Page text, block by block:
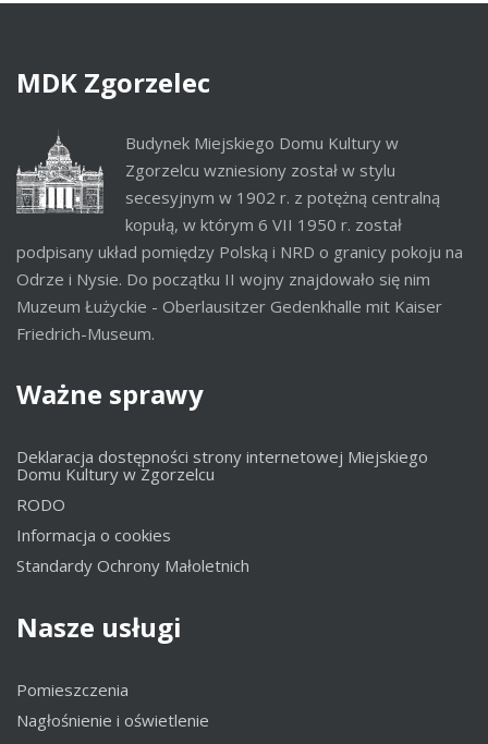
MDK Zgorzelec
Budynek Miejskiego Domu Kultury w
Zgorzelcu wzniesiony został w stylu
secesyjnym w 1902 r. z potężną centralną
kopułą, w którym 6 VII 1950 r. został
podpisany układ pomiędzy Polską i NRD o granicy pokoju na
Odrze i Nysie. Do początku II wojny znajdowało się nim
Muzeum Łużyckie - Oberlausitzer Gedenkhalle mit Kaiser
Friedrich-Museum.
Ważne sprawy
Deklaracja dostępności strony internetowej Miejskiego
Domu Kultury w Zgorzelcu
RODO
Informacja o cookies
Standardy Ochrony Małoletnich
Nasze usługi
Pomieszczenia
Nagłośnienie i oświetlenie